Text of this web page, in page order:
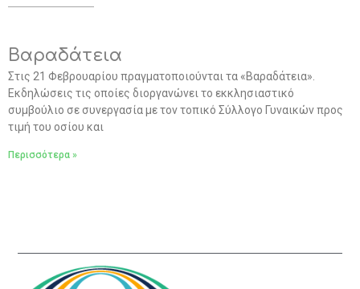
Βαραδάτεια
Στις 21 Φεβρουαρίου πραγματοποιούνται τα «Βαραδάτεια».
Εκδηλώσεις τις οποίες διοργανώνει το εκκλησιαστικό
συμβούλιο σε συνεργασία με τον τοπικό Σύλλογο Γυναικών προς
τιμή του οσίου και
Περισσότερα »